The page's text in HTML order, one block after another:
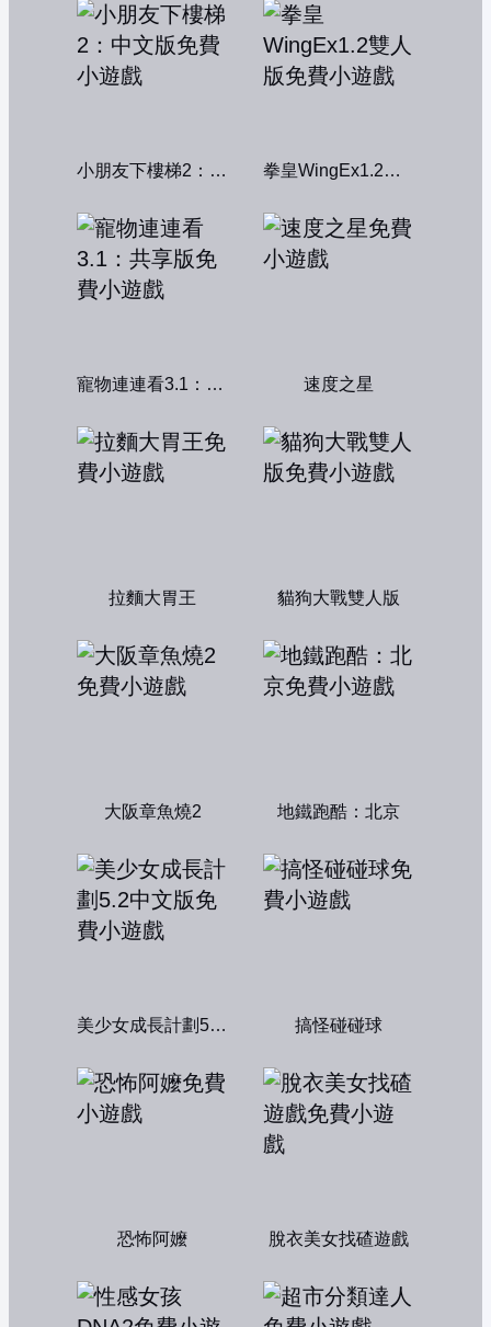
小朋友下樓梯2：中文版 拳皇WingEx1.2雙人版
寵物連連看3.1：共享版 速度之星
拉麵大胃王 貓狗大戰雙人版
大阪章魚燒2 地鐵跑酷：北京
美少女成長計劃5.2中文版 搞怪碰碰球
恐怖阿嬤 脫衣美女找碴遊戲